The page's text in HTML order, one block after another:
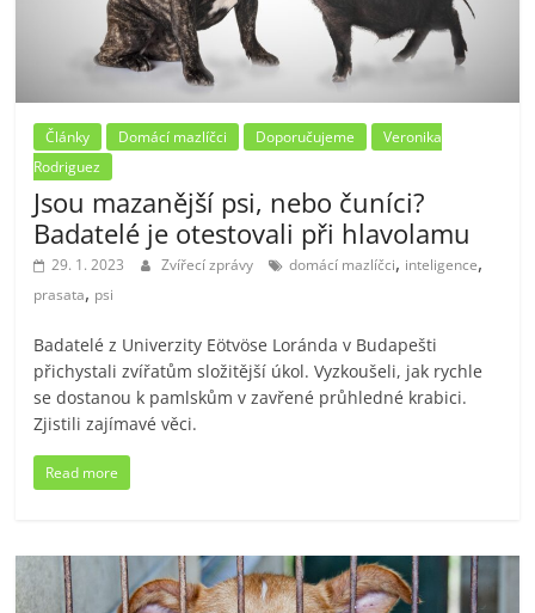
Články Domácí mazlíčci Doporučujeme
Veronika
Rodriguez
Jsou mazanější psi, nebo čuníci?
Badatelé je otestovali při hlavolamu
29. 1. 2023 Zvířecí zprávy domácí mazlíčci, inteligence,
prasata, psi
Badatelé z Univerzity Eötvöse Loránda v Budapešti
přichystali zvířatům složitější úkol. Vyzkoušeli, jak rychle
se dostanou k pamlskům v zavřené průhledné krabici.
Zjistili zajímavé věci.
Read more